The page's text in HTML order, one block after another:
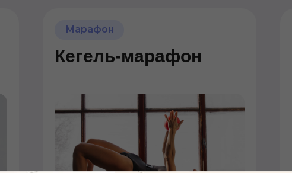
Марафон
Кегель-марафон